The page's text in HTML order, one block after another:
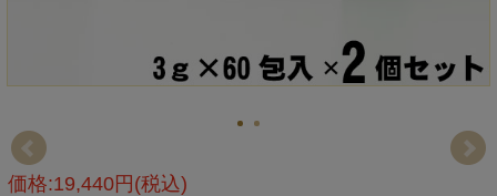
価格:19,440円(税込)